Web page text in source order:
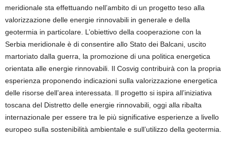
meridionale sta effettuando nell’ambito di un progetto teso alla
valorizzazione delle energie rinnovabili in generale e della
geotermia in particolare. L’obiettivo della cooperazione con la
Serbia meridionale è di consentire allo Stato dei Balcani, uscito
martoriato dalla guerra, la promozione di una politica energetica
orientata alle energie rinnovabili. Il Cosvig contribuirà con la propria
esperienza proponendo indicazioni sulla valorizzazione energetica
delle risorse dell’area interessata. Il progetto si ispira all’iniziativa
toscana del Distretto delle energie rinnovabili, oggi alla ribalta
internazionale per essere tra le più significative esperienze a livello
europeo sulla sostenibilità ambientale e sull’utilizzo della geotermia.